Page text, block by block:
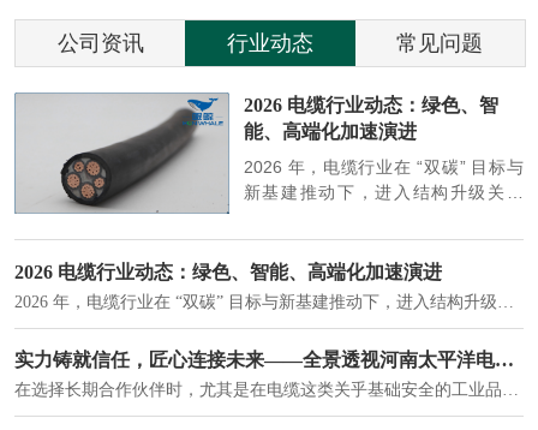
公司资讯 行业动态 常见问题
2026 电缆行业动态：绿色、智
能、高端化加速演进
2026 年，电缆行业在 “双碳” 目标与
新基建推动下，进入结构升级关键
大清晰趋势，市场格局持续优化。
2026 电缆行业动态：绿色、智能、高端化加速演进
实力铸就信任，匠心连接未来——全景透视河南太平洋电缆厂
在选择长期合作伙伴时，尤其是在电缆这类关乎基础安全的工业品上，供应商的“内在实力”远比一纸报价单更重要。今天，我们邀请您“云参观”河南太平洋电缆厂，透过每一个细节，看我们如何将“可靠”二字，铸入每一米电缆。